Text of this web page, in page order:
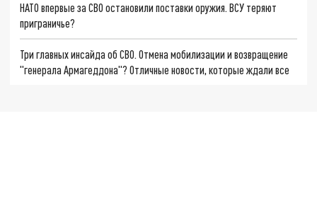
НАТО впервые за СВО остановили поставки оружия. ВСУ теряют
приграничье?
Три главных инсайда об СВО. Отмена мобилизации и возвращение
"генерала Армагеддона"? Отличные новости, которые ждали все